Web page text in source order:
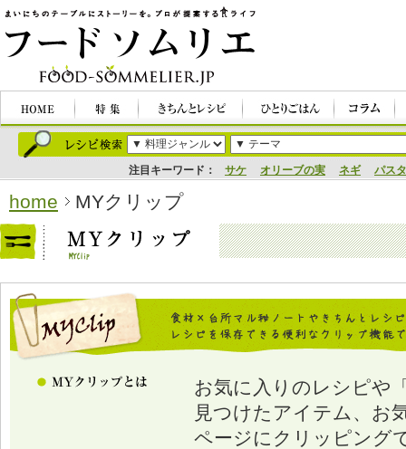
注目キーワード： サケ オリーブの実 ネギ パスタ
home MYクリップ
お気に入りのレシピや
見つけたアイテム、お
ページにクリッピング